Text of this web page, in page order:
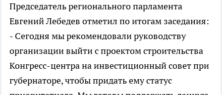
Председатель регионального парламента
Евгений Лебедев отметил по итогам заседания:
- Сегодня мы рекомендовали руководству
организации выйти с проектом строительства
Конгресс-центра на инвестиционный совет при
губернаторе, чтобы придать ему статус